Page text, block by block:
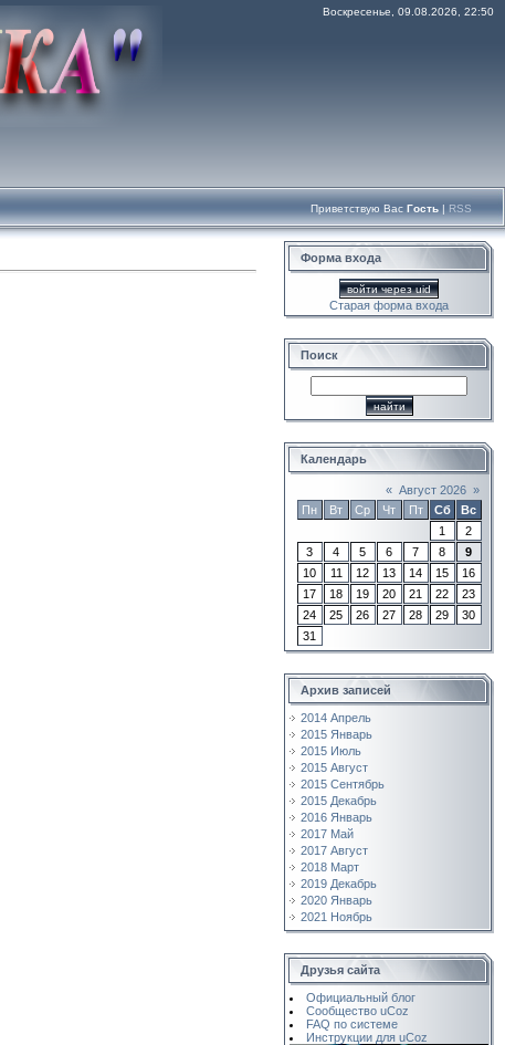
Воскресенье, 09.08.2026, 22:50
Приветствую Вас Гость | RSS
Форма входа
войти через uid
Старая форма входа
Поиск
Календарь
« Август 2026 »
Пн
Вт Ср Чт Пт Сб
Вс
1
2
3
4 5 6 7 8
9
10
11 12 13 14 15
16
17
18 19 20 21 22
23
24
25 26 27 28 29
30
31
Архив записей
2014 Апрель
2015 Январь
2015 Июль
2015 Август
2015 Сентябрь
2015 Декабрь
2016 Январь
2017 Май
2017 Август
2018 Март
2019 Декабрь
2020 Январь
2021 Ноябрь
Друзья сайта
Официальный блог
Сообщество uCoz
FAQ по системе
Инструкции для uCoz